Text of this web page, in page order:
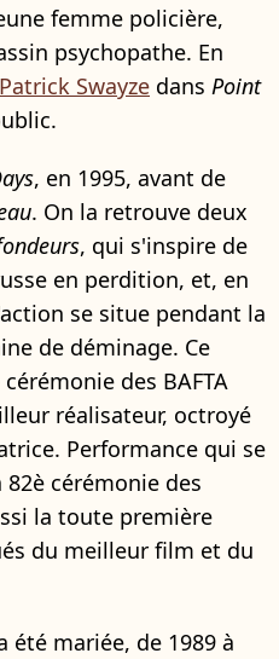
femme policière,
psychopathe. En
Patrick Swayze dans Point
, en 1995, avant de
. On la retrouve deux
, qui s'inspire de
en perdition, et, en
se situe pendant la
de déminage. Ce
des BAFTA
réalisateur, octroyé
Performance qui se
cérémonie des
la toute première
du meilleur film et du
été mariée, de 1989 à